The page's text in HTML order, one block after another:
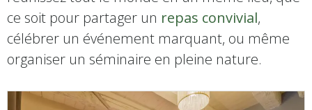
ce soit pour partager un repas convivial,
célébrer un événement marquant, ou même
organiser un séminaire en pleine nature.